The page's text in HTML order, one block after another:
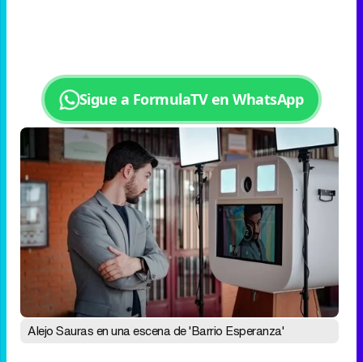
Sigue a FormulaTV en WhatsApp
Alejo Sauras en una escena de 'Barrio Esperanza'